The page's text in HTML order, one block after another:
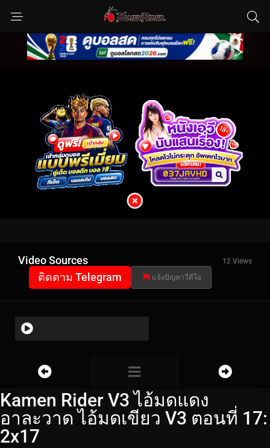
Video Sources 12 Views
ติดตาม Telegram แจ้งปัญหาวีดีโอ
Kamen Rider V3 ไอ้มดแดง
อาละวาด ไอ้มดเขียว V3 ตอนที่ 17:
2x17